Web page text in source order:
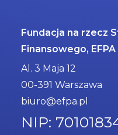
Fundacja na rzecz
Finansowego,
Al. 3 Maja 12
00-391 Warszawa
biuro@efpa.pl
NIP: